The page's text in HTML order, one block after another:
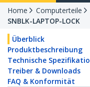
Home Computerteile
SNBLK-LAPTOP-LOCK
Überblick
Produktbeschreibung
Technische
Treiber & Downloads
FAQ & Konformität